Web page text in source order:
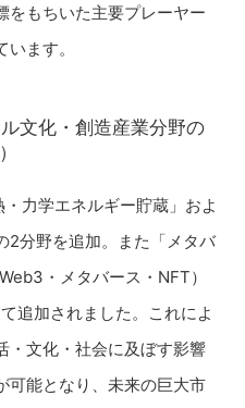
をもちいた主要プレーヤー
ます。
文化・創造産業分野の
力学エネルギー貯蔵」およ
2分野を追加。また「メタバ
・メタバース・NFT）
追加されました。これによ
・文化・社会に及ぼす影響
可能となり、未来の巨大市